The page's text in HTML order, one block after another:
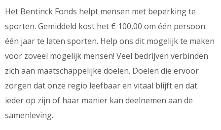
Het Bentinck Fonds helpt mensen met beperking te
sporten. Gemiddeld kost het € 100,00 om één persoon
één jaar te laten sporten. Help ons dit mogelijk te maken
voor zoveel mogelijk mensen! Veel bedrijven verbinden
zich aan maatschappelijke doelen. Doelen die ervoor
zorgen dat onze regio leefbaar en vitaal blijft en dat
ieder op zijn of haar manier kan deelnemen aan de
samenleving.